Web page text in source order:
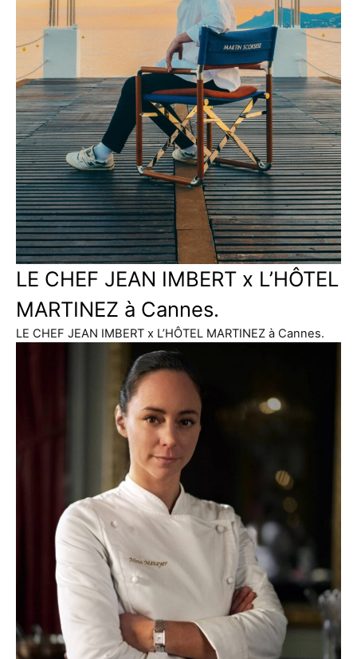
LE CHEF JEAN IMBERT x L’HÔTEL
MARTINEZ à Cannes.
LE CHEF JEAN IMBERT x L’HÔTEL MARTINEZ à Cannes.